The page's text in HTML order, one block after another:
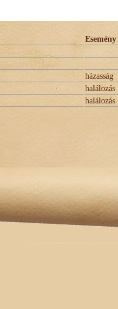
Esemény
házasság
halálozás
halálozás